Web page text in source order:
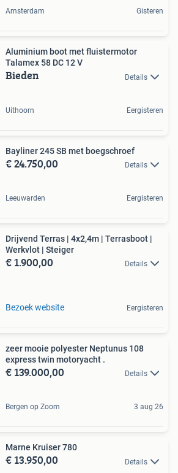
Amsterdam Gisteren
Aluminium boot met fluistermotor
Talamex 58 DC 12 V
Bieden Details
Uithoorn Eergisteren
Bayliner 245 SB met boegschroef
€ 24.750,00 Details
Leeuwarden Eergisteren
Drijvend Terras | 4x2,4m | Terrasboot |
Werkvlot | Steiger
€ 1.900,00 Details
Bezoek website Eergisteren
zeer mooie polyester Neptunus 108
express twin motoryacht .
€ 139.000,00 Details
Bergen op Zoom 3 aug 26
Marne Kruiser 780
€ 13.950,00 Details